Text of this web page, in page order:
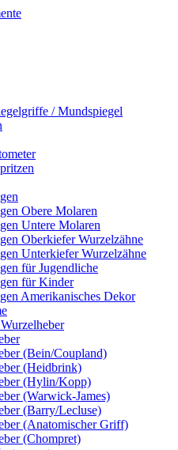
/ Mundspiegel
Obere Molaren
Untere Molaren
Oberkiefer Wurzelzähne
Unterkiefer Wurzelzähne
für Jugendliche
für Kinder
Amerikanisches Dekor
(Bein/Coupland)
(Heidbrink)
(Hylin/Kopp)
(Warwick-James)
(Barry/Lecluse)
(Anatomischer Griff)
(Chompret)